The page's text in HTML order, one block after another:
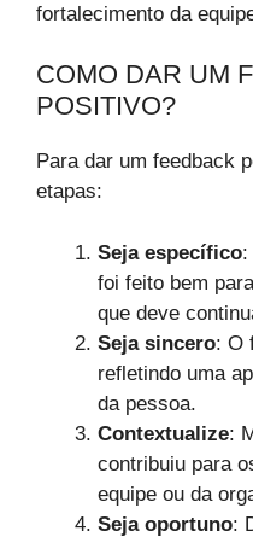
fortalecimento da
COMO DAR UM
POSITIVO?
Para dar um feedback
etapas:
Seja específico:
foi feito bem
que deve
Seja sincero: O
refletindo uma
da pessoa.
Contextualize:
contribuiu para
equipe ou da
Seja oportuno: